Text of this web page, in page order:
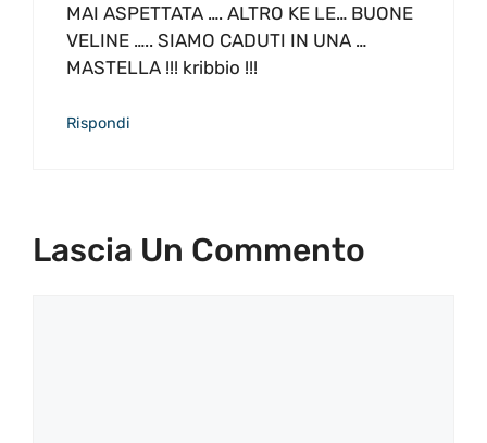
MAI ASPETTATA …. ALTRO KE LE… BUONE
VELINE ….. SIAMO CADUTI IN UNA …
MASTELLA !!! kribbio !!!
Rispondi
Lascia Un Commento